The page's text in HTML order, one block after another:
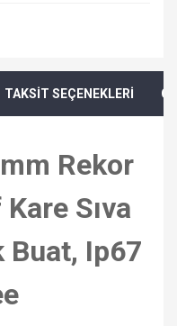
TAKSİT SEÇENEKLERİ
Rekor
Sıva
Buat, Ip67